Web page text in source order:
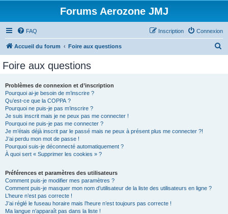
Forums Aerozone JMJ
FAQ Connexion
Inscription
Accueil du forum Foire aux questions
Foire aux questions
Problèmes de connexion et d’inscription
Pourquoi ai-je besoin de m’inscrire ?
Qu’est-ce que la COPPA ?
Pourquoi ne puis-je pas m’inscrire ?
Je suis inscrit mais je ne peux pas me connecter !
Pourquoi ne puis-je pas me connecter ?
Je m’étais déjà inscrit par le passé mais ne peux à présent plus me connecter ?!
J’ai perdu mon mot de passe !
Pourquoi suis-je déconnecté automatiquement ?
À quoi sert « Supprimer les cookies » ?
Préférences et paramètres des utilisateurs
Comment puis-je modifier mes paramètres ?
Comment puis-je masquer mon nom d’utilisateur de la liste des utilisateurs en ligne ?
L’heure n’est pas correcte !
J’ai réglé le fuseau horaire mais l’heure n’est toujours pas correcte !
Ma langue n’apparaît pas dans la liste !